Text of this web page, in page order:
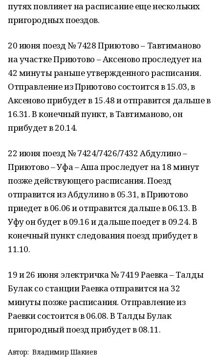
путях повлияет на расписание еще нескольких
пригородных поездов.
20 июня поезд № 7428 Приютово – Тавтиманово
на участке Приютово – Аксеново проследует на
42 минуты раньше утвержденного расписания.
Отправление из Приютово состоится в 15.03, в
Аксеново прибудет в 15.48 и отправится дальше в
16.31. В конечный пункт, в Тавтиманово, он
прибудет в 20.14.
22 июня поезд № 7424/7426/7432 Абдулино –
Приютово – Уфа – Аша проследует на 18 минут
позже действующего расписания. Поезд
отправится из Абдулино в 05.31, в Приютово
приедет в 06.06 и отправится дальше в 06.13. В
Уфу он будет в 09.16 и дальше поедет в 09.24. В
конечный пункт следования поезд прибудет в
11.10.
19 и 26 июня электричка № 7419 Раевка – Талды
Булак со станции Раевка отправится на 32
минуты позже расписания. Отправление из
Раевки состоится в 06.08. В Талды Булак
пригородный поезд прибудет в 08.11.
Автор: Владимир Шакиев